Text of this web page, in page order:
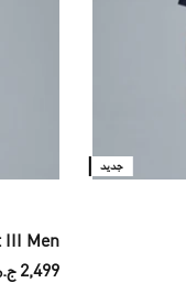
جديد
III Men
2,499 ج.م